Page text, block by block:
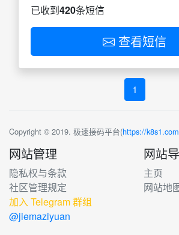
已收到420条短信
查看短信
1
Copyright © 2019. 极速接码平台(https://k8s1.com
网站管理
隐私权与条款
社区管理规定
加入 Telegram 群组
@jiemaziyuan
网站
主页
网站地